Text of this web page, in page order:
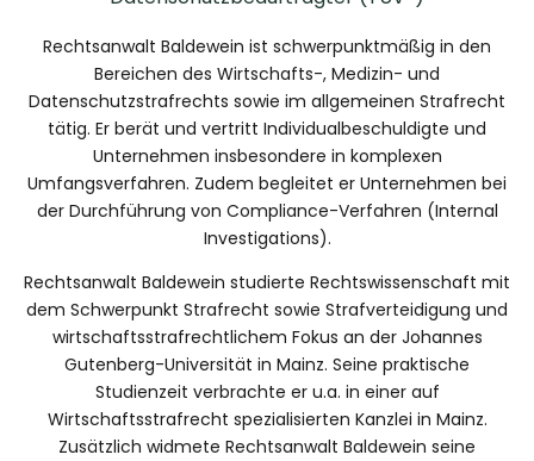
Rechtsanwalt Baldewein ist schwerpunktmäßig in den
Bereichen des Wirtschafts-, Medizin- und
Datenschutzstrafrechts sowie im allgemeinen Strafrecht
tätig. Er berät und vertritt Individualbeschuldigte und
Unternehmen insbesondere in komplexen
Umfangsverfahren. Zudem begleitet er Unternehmen bei
der Durchführung von Compliance-Verfahren (Internal
Investigations).
Rechtsanwalt Baldewein studierte Rechtswissenschaft mit
dem Schwerpunkt Strafrecht sowie Strafverteidigung und
wirtschaftsstrafrechtlichem Fokus an der Johannes
Gutenberg-Universität in Mainz. Seine praktische
Studienzeit verbrachte er u.a. in einer auf
Wirtschaftsstrafrecht spezialisierten Kanzlei in Mainz.
Zusätzlich widmete Rechtsanwalt Baldewein seine